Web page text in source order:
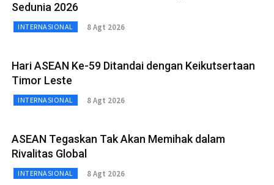
Sedunia 2026
INTERNASIONAL 8 Agt 2026
Hari ASEAN Ke-59 Ditandai dengan Keikutsertaan
Timor Leste
INTERNASIONAL 8 Agt 2026
ASEAN Tegaskan Tak Akan Memihak dalam
Rivalitas Global
INTERNASIONAL 8 Agt 2026